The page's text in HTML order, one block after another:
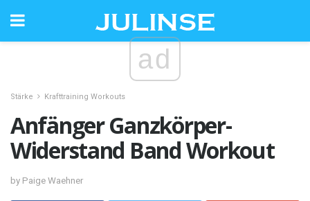
ad
Stärke Krafttraining Workouts
Anfänger Ganzkörper-
Widerstand Band Workout
by Paige Waehner